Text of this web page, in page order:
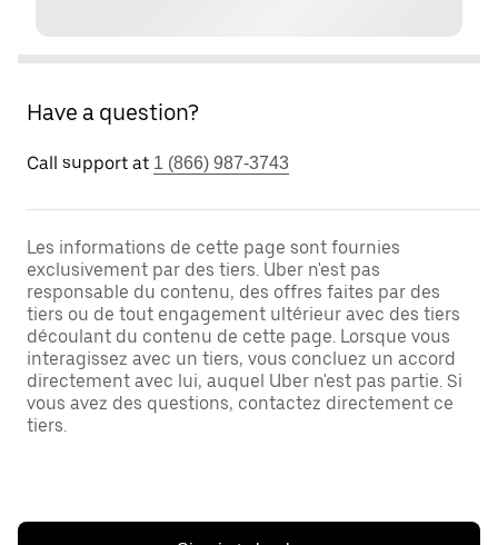
Have a question?
Call support at 1 (866) 987-3743
Les informations de cette page sont fournies
exclusivement par des tiers. Uber n'est pas
responsable du contenu, des offres faites par des
tiers ou de tout engagement ultérieur avec des tiers
découlant du contenu de cette page. Lorsque vous
interagissez avec un tiers, vous concluez un accord
directement avec lui, auquel Uber n'est pas partie. Si
vous avez des questions, contactez directement ce
tiers.